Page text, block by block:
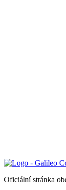
Oficiální stránka